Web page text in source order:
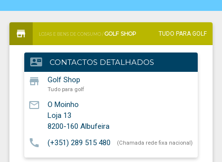
LOJAS E BENS DE CONSUMO / GOLF SHOP TUDO PARA GOLF
contact_mail CONTACTOS DETALHADOS
store Golf Shop
Tudo para golf
mail_outline
O Moinho
Loja 13
8200-160 Albufeira
call (+351) 289 515 480 (Chamada rede fixa nacional)